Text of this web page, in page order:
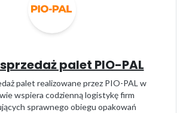
palet PIO-PAL
palet realizowane przez PIO-PAL w
wspiera codzienną logistykę firm
sprawnego obiegu opakowań